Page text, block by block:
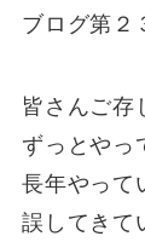
ブログ第２
皆さんご存
ずっとやっ
長年やって
誤してきて